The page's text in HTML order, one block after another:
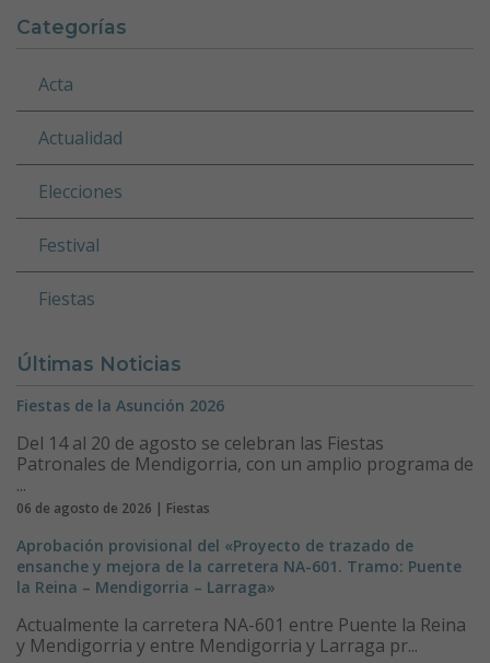
Categorías
Acta
Actualidad
Elecciones
Festival
Fiestas
Últimas Noticias
Fiestas de la Asunción 2026
Del 14 al 20 de agosto se celebran las Fiestas
Patronales de Mendigorria, con un amplio programa de
...
06 de agosto de 2026 | Fiestas
Aprobación provisional del «Proyecto de trazado de
ensanche y mejora de la carretera NA-601. Tramo: Puente
la Reina – Mendigorria – Larraga»
Actualmente la carretera NA-601 entre Puente la Reina
y Mendigorria y entre Mendigorria y Larraga pr...